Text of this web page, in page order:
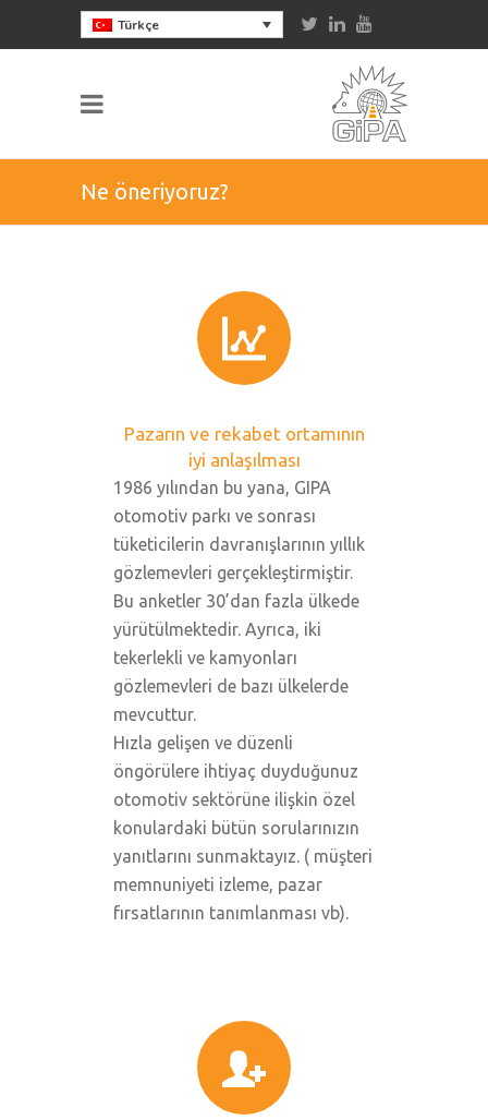
Türkçe
Ne öneriyoruz?
Pazarın ve rekabet ortamının
iyi anlaşılması
1986 yılından bu yana, GIPA
otomotiv parkı ve sonrası
tüketicilerin davranışlarının yıllık
gözlemevleri gerçekleştirmiştir.
Bu anketler 30’dan fazla ülkede
yürütülmektedir. Ayrıca, iki
tekerlekli ve kamyonları
gözlemevleri de bazı ülkelerde
mevcuttur.
Hızla gelişen ve düzenli
öngörülere ihtiyaç duyduğunuz
otomotiv sektörüne ilişkin özel
konulardaki bütün sorularınızın
yanıtlarını sunmaktayız. ( müşteri
memnuniyeti izleme, pazar
fırsatlarının tanımlanması vb).